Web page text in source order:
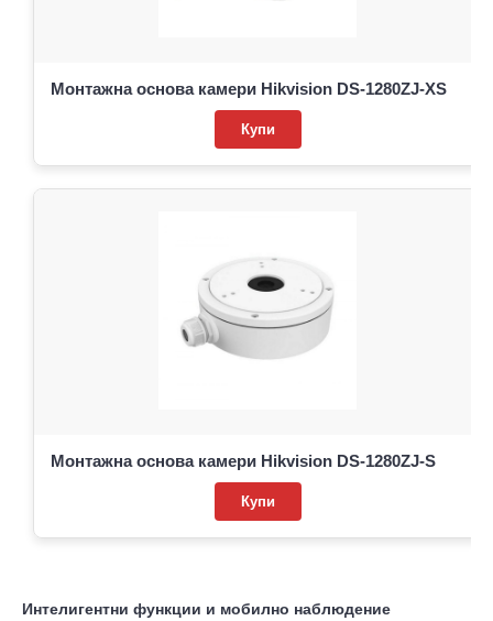
Монтажна основа камери Hikvision DS-1280ZJ-XS
Купи
Монтажна основа камери Hikvision DS-1280ZJ-S
Купи
Интелигентни функции и мобилно наблюдение